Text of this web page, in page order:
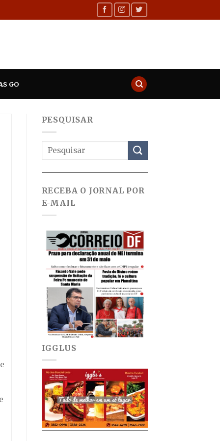
GO
PESQUISAR
RECEBA O JORNAL POR
E-MAIL
IGGLUS